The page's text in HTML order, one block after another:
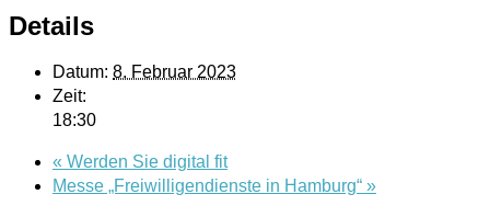
Details
Datum: 8. Februar 2023
Zeit:
18:30
« Werden Sie digital fit
Messe „Freiwilligendienste in Hamburg“ »